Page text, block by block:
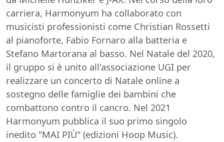
carriera, Harmonyum ha collaborato con
musicisti professionisti come Christian Rossetti
al pianoforte, Fabio Fornaro alla batteria e
Stefano Martorana al basso. Nel Natale del 2020,
il gruppo si è unito all'associazione UGI per
realizzare un concerto di Natale online a
sostegno delle famiglie dei bambini che
combattono contro il cancro. Nel 2021
Harmonyum pubblica il suo primo singolo
inedito "MAI PIÙ" (edizioni Hoop Music).